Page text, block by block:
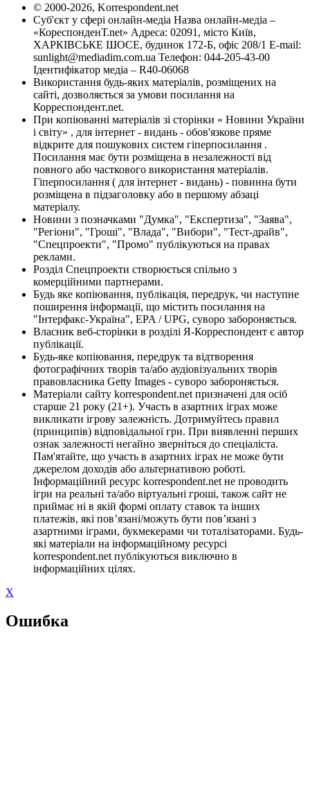
© 2000-2026, Korrespondent.net
Суб'єкт у сфері онлайн-медіа Назва онлайн-медіа –
«КореспонденТ.net» Адреса: 02091, місто Київ,
ХАРКІВСЬКЕ ШОСЕ, будинок 172-Б, офіс 208/1 E-mail:
sunlight@mediadim.com.ua Телефон: 044-205-43-00
Ідентифікатор медіа – R40-06068
Використання будь-яких матеріалів, розміщених на
сайті, дозволяється за умови посилання на
Корреспондент.net.
При копіюванні матеріалів зі сторінки « Новини України
і світу» , для інтернет - видань - обов'язкове пряме
відкрите для пошукових систем гіперпосилання .
Посилання має бути розміщена в незалежності від
повного або часткового використання матеріалів.
Гіперпосилання ( для інтернет - видань) - повинна бути
розміщена в підзаголовку або в першому абзаці
матеріалу.
Новини з позначками "Думка", "Експертиза", "Заява",
"Регіони", "Гроші", "Влада", "Вибори", "Тест-драйв",
"Спецпроекти", "Промо" публікуються на правах
реклами.
Розділ Спецпроекти створюється спільно з
комерційними партнерами.
Будь яке копіювання, публікація, передрук, чи наступне
поширення інформації, що містить посилання на
"Інтерфакс-Україна", EPA / UPG, суворо забороняється.
Власник веб-сторінки в розділі Я-Корреспондент є автор
публікації.
Будь-яке копіювання, передрук та відтворення
фотографічних творів та/або аудіовізуальних творів
правовласника Getty Images - суворо забороняється.
Матеріали сайту korrespondent.net призначені для осіб
старше 21 року (21+). Участь в азартних іграх може
викликати ігрову залежність. Дотримуйтесь правил
(принципів) відповідальної гри. При виявленні перших
ознак залежності негайно зверніться до спеціаліста.
Пам'ятайте, що участь в азартних іграх не може бути
джерелом доходів або альтернативою роботі.
Інформаційний ресурс korrespondent.net не проводить
ігри на реальні та/або віртуальні гроші, також сайт не
приймає ні в якій формі оплату ставок та інших
платежів, які пов’язані/можуть бути пов’язані з
азартними іграми, букмекерами чи тоталізаторами. Будь-
які матеріали на інформаційному ресурсі
korrespondent.net публікуються виключно в
інформаційних цілях.
X
Ошибка